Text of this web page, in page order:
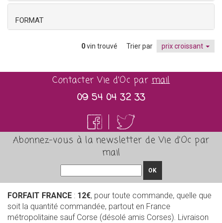
FORMAT
0vin trouvé Trier par prix croissant
Contacter Vie d'Oc parmail
09 54 04 32 33
Abonnez-vous à la newsletter de Vie d'Oc par
mail
OK
FORFAIT FRANCE : 12€, pour toute commande, quelle que
soit la quantité commandée, partout en France
métropolitaine sauf Corse (désolé amis Corses). Livraison